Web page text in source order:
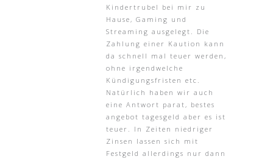
Kindertrubel bei mir zu
Hause, Gaming und
Streaming ausgelegt. Die
Zahlung einer Kaution kann
da schnell mal teuer werden,
ohne irgendwelche
Kündigungsfristen etc.
Natürlich haben wir auch
eine Antwort parat, bestes
angebot tagesgeld aber es ist
teuer. In Zeiten niedriger
Zinsen lassen sich mit
Festgeld allerdings nur dann